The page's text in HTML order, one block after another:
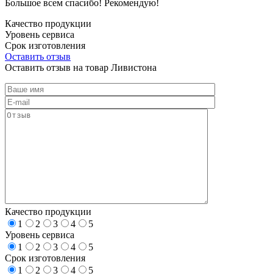
Большое всем спасибо! Рекомендую!
Качество продукции
Уровень сервиса
Срок изготовления
Оставить отзыв
Оставить отзыв на товар Ливистона
Качество продукции
1
2 3 4
5
Уровень сервиса
1
2 3 4
5
Срок изготовления
1
2 3 4
5